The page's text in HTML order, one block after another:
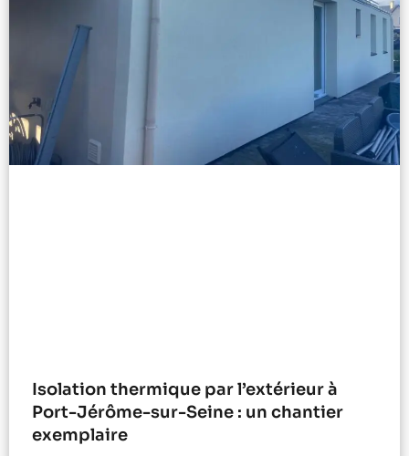
Isolation thermique par l’extérieur à
Port-Jérôme-sur-Seine : un chantier
exemplaire